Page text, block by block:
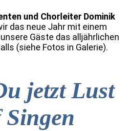
und Chorleiter Dominik
das neue Jahr mit einem
Gäste das alljährlichen
(siehe Fotos in Galerie).
jetzt Lust